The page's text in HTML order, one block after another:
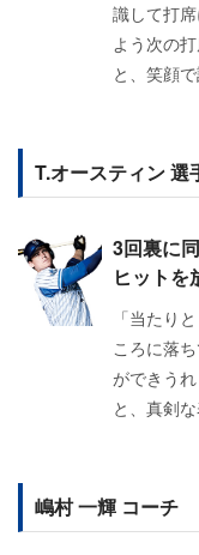
識して打
よう次の
と、笑顔
T.オースティン 選
3回裏に
ヒットを
「当たり
ころに落
ができうれ
と、真剣
嶋村 一輝 コーチ